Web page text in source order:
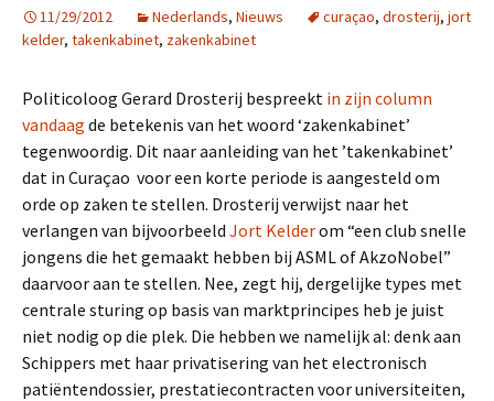
11/29/2012 Nederlands, Nieuws curaçao, drosterij, jort
kelder, takenkabinet, zakenkabinet
Politicoloog Gerard Drosterij bespreekt in zijn column
vandaag de betekenis van het woord ‘zakenkabinet’
tegenwoordig. Dit naar aanleiding van het ’takenkabinet’
dat in Curaçao voor een korte periode is aangesteld om
orde op zaken te stellen. Drosterij verwijst naar het
verlangen van bijvoorbeeld Jort Kelderom “een club snelle
jongens die het gemaakt hebben bij ASML of AkzoNobel”
daarvoor aan te stellen. Nee, zegt hij, dergelijke types met
centrale sturing op basis van marktprincipes heb je juist
niet nodig op die plek. Die hebben we namelijk al: denk aan
Schippers met haar privatisering van het electronisch
patiëntendossier, prestatiecontracten voor universiteiten,